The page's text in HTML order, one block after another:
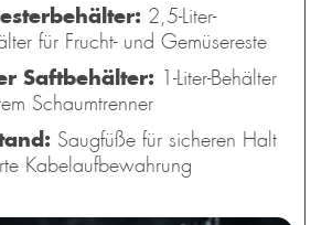
2,5-Liter-
für Frucht- und Gemüsereste
Saftbehälter: 1-Liter-Behälter
Schaumtrenner
Saugfüße für sicheren Halt
Kabelaufbewahrung